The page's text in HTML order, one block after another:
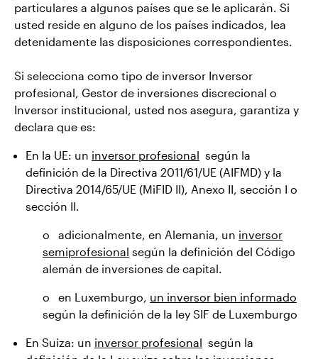
particulares a algunos países que se le aplicarán. Si
usted reside en alguno de los países indicados, lea
detenidamente las disposiciones correspondientes.
Si selecciona como tipo de inversor Inversor
profesional, Gestor de inversiones discrecional o
Inversor institucional, usted nos asegura, garantiza y
declara que es:
En la UE: un inversor profesional según la
definición de la Directiva 2011/61/UE (AIFMD) y la
Directiva 2014/65/UE (MiFID II), Anexo II, sección I o
sección II.
o adicionalmente, en Alemania, un inversor
semiprofesional según la definición del Código
alemán de inversiones de capital.
o en Luxemburgo, un inversor bien informado
según la definición de la ley SIF de Luxemburgo
En Suiza: un inversor profesional según la